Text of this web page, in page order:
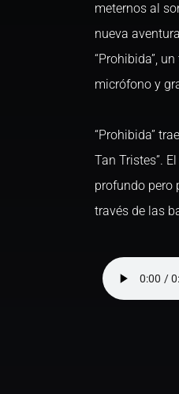
meternos al
nueva
“Prohibida”,
micrófono y
“Prohibida”
Tan Tristes”.
profundo pero
través de las